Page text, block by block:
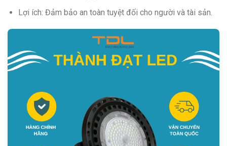
Lợi ích: Đảm bảo an toàn tuyệt đối cho người và tài sản.